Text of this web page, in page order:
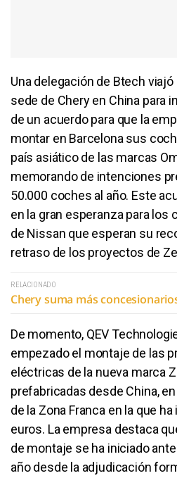
Una delegación de Btech viajó
sede de Chery en China para
de un acuerdo para que la
montar en Barcelona sus
país asiático de las marcas
memorando de intenciones
50.000 coches al año. Este
en la gran esperanza para los
de Nissan que esperan su
retraso de los proyectos de
RELACIONADO
Chery suma más
De momento, QEV
empezado el montaje de las
eléctricas de la nueva marca
prefabricadas desde China,
de la Zona Franca en la que
euros. La empresa destaca
de montaje se ha iniciado
año desde la adjudicación